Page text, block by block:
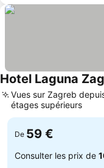
Hotel Laguna
Vues sur Zagreb
étages supérieurs
De 59 €
Consulter les prix de